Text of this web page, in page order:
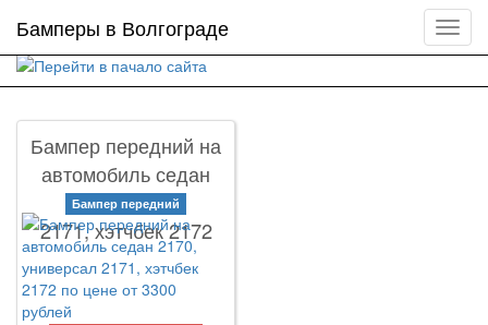
Меню
сайта
Бамперы в Волгограде
Бампер передний на
автомобиль седан
2170, универсал
2171, хэтчбек 2172
Бампер передний